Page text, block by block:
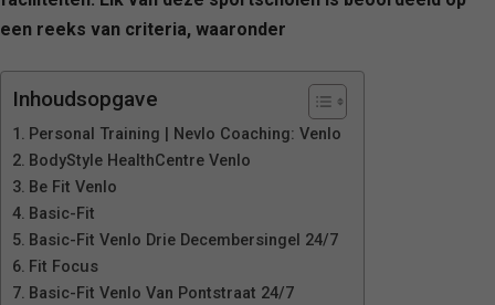
een reeks van criteria, waaronder
Inhoudsopgave
Personal Training | Nevlo Coaching: Venlo
BodyStyle HealthCentre Venlo
Be Fit Venlo
Basic-Fit
Basic-Fit Venlo Drie Decembersingel 24/7
Fit Focus
Basic-Fit Venlo Van Pontstraat 24/7